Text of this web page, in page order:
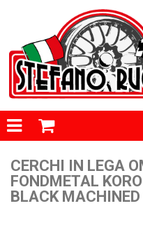
CERCHI IN LEGA
FONDMETAL
BLACK